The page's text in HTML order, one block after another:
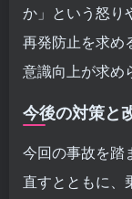
か」という怒り
再発防止を求め
意識向上が求め
今後の対策と
今回の事故を踏
直すとともに、